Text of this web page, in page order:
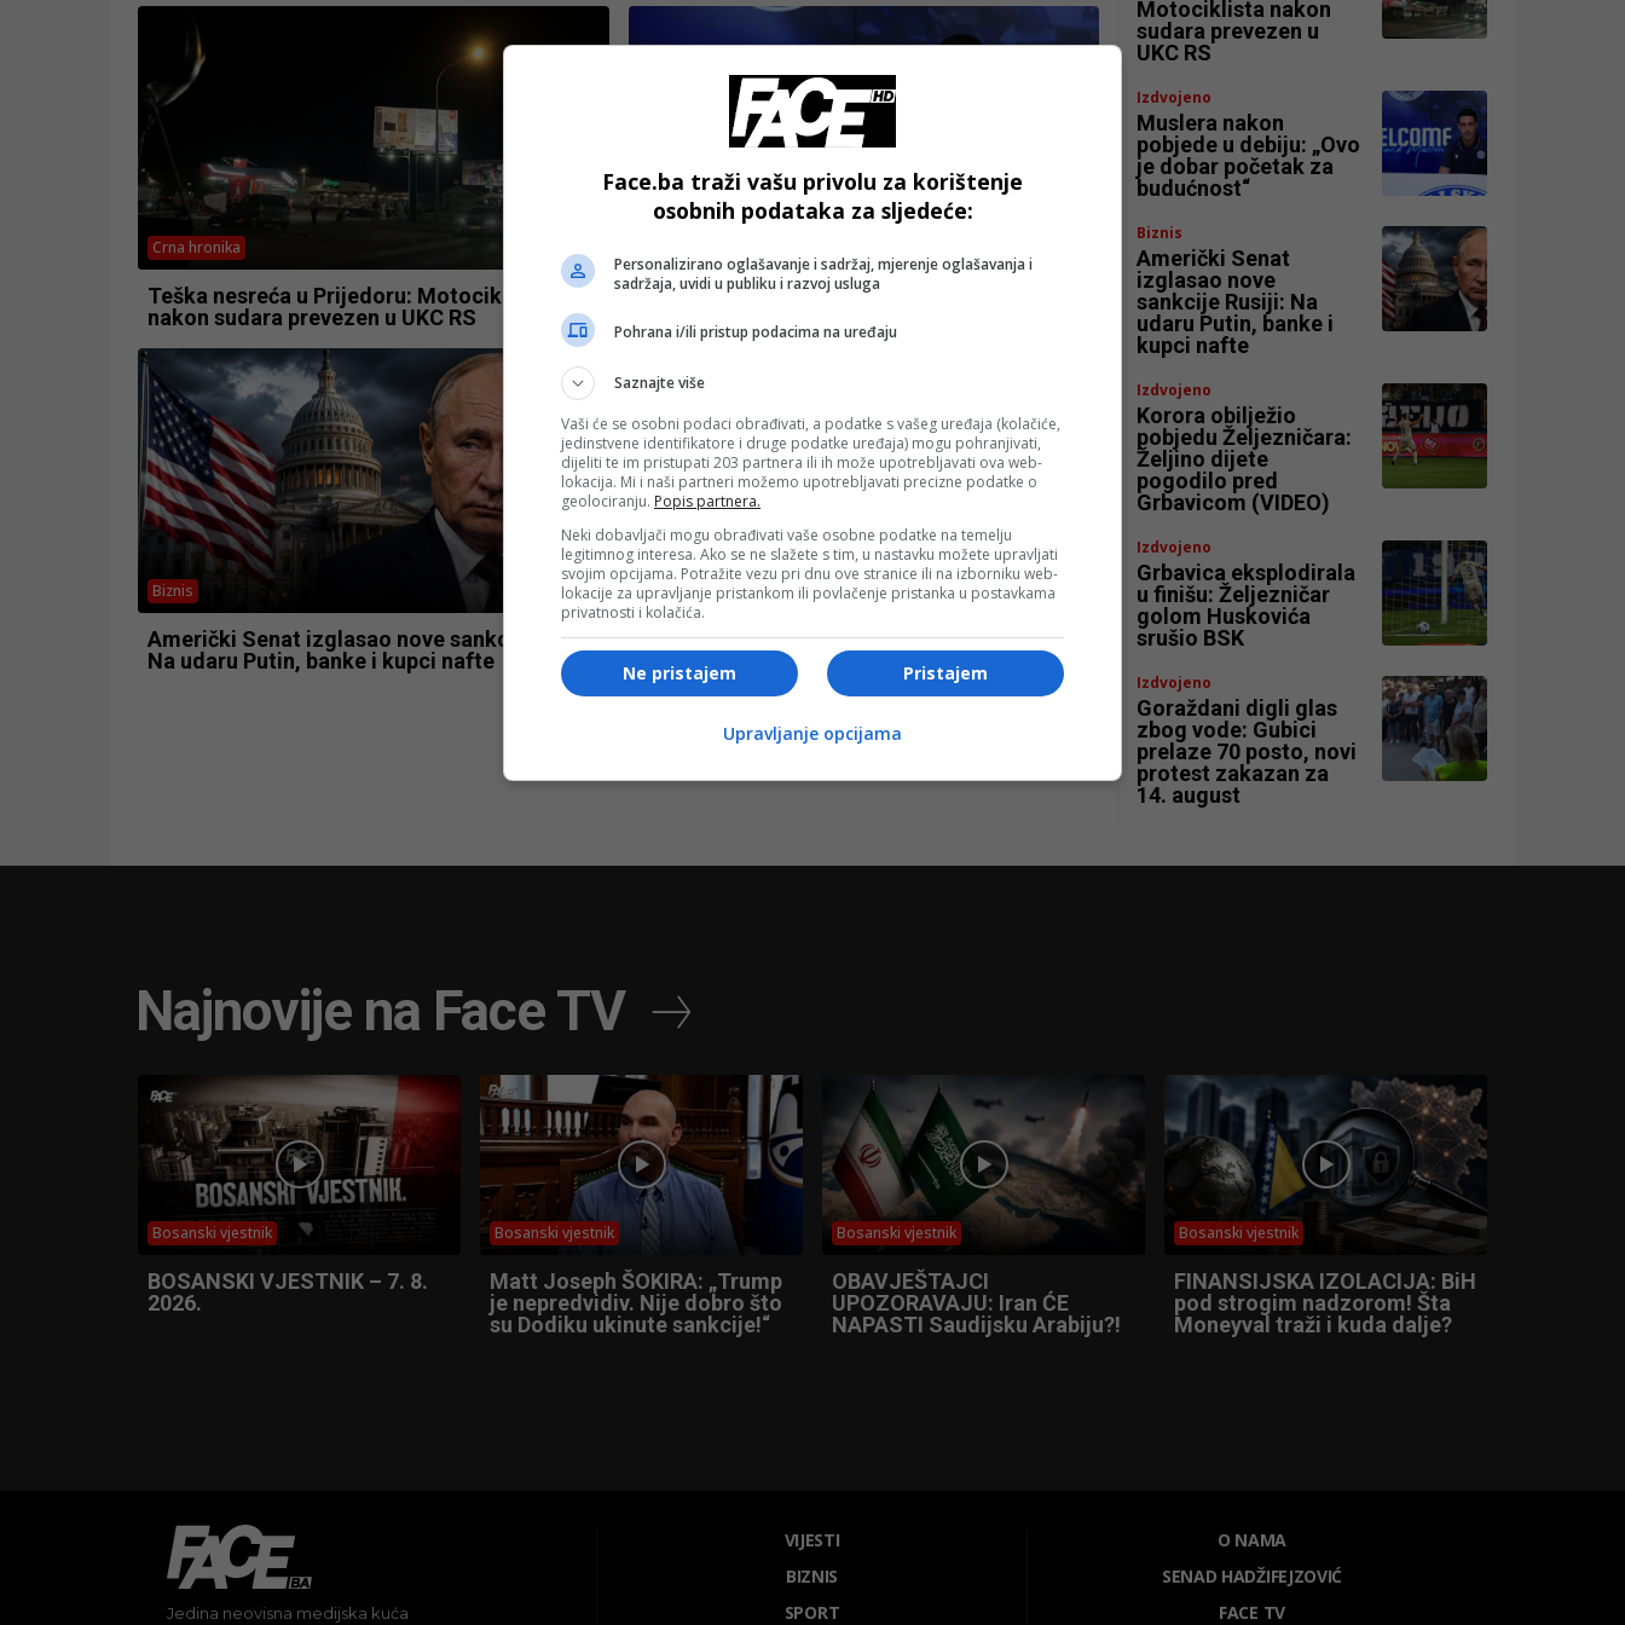
Crna hronika
Teška nesreća u Prijedoru: Motociklista
nakon sudara prevezen u UKC RS
Muslera nakon pobjede u debiju: „Ovo je
Biznis
Američki Senat izglasao nove sankcije Rusiji:
Na udaru Putin, banke i kupci nafte
Izdvojeno
Korora obilježio pobjedu Željezničara:
Željino dijete pogodilo pred Grbavicom
(VIDEO)
Motociklista nakon
sudara prevezen u
UKC RS
Izdvojeno
Muslera nakon
pobjede u debiju: „Ovo
je dobar početak za
budućnost“
Biznis
Američki Senat
izglasao nove
sankcije Rusiji: Na
udaru Putin, banke i
kupci nafte
Izdvojeno
Korora obilježio
pobjedu Željezničara:
Željino dijete
pogodilo pred
Grbavicom (VIDEO)
Izdvojeno
Grbavica eksplodirala
u finišu: Željezničar
golom Huskovića
srušio BSK
Izdvojeno
Goraždani digli glas
zbog vode: Gubici
prelaze 70 posto, novi
protest zakazan za
14. august
Najnovije na Face TV
Bosanski vjestnik
BOSANSKI VJESTNIK – 7. 8.
2026.
Bosanski vjestnik
Matt Joseph ŠOKIRA: „Trump
je nepredvidiv. Nije dobro što
su Dodiku ukinute sankcije!“
Bosanski vjestnik
OBAVJEŠTAJCI
UPOZORAVAJU: Iran ĆE
NAPASTI Saudijsku Arabiju?!
Bosanski vjestnik
FINANSIJSKA IZOLACIJA: BiH
pod strogim nadzorom! Šta
Moneyval traži i kuda dalje?
Jedina neovisna medijska kuća
VIJESTI
BIZNIS
SPORT
O NAMA
SENAD HADŽIFEJZOVIĆ
FACE TV
Face.ba traži vašu privolu za korištenje
osobnih podataka za sljedeće:
Personalizirano oglašavanje i sadržaj, mjerenje oglašavanja i
sadržaja, uvidi u publiku i razvoj usluga
Pohrana i/ili pristup podacima na uređaju
Saznajte više
Vaši će se osobni podaci obrađivati, a podatke s vašeg uređaja (kolačiće,
jedinstvene identifikatore i druge podatke uređaja) mogu pohranjivati,
dijeliti te im pristupati 203 partnera ili ih može upotrebljavati ova web-
lokacija. Mi i naši partneri možemo upotrebljavati precizne podatke o
geolociranju. Popis partnera.
Neki dobavljači mogu obrađivati vaše osobne podatke na temelju
legitimnog interesa. Ako se ne slažete s tim, u nastavku možete upravljati
svojim opcijama. Potražite vezu pri dnu ove stranice ili na izborniku web-
lokacije za upravljanje pristankom ili povlačenje pristanka u postavkama
privatnosti i kolačića.
Pristajem
Ne pristajem
Upravljanje opcijama